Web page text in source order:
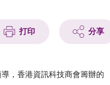
打印 分享
，香港資訊科技商會籌辦的